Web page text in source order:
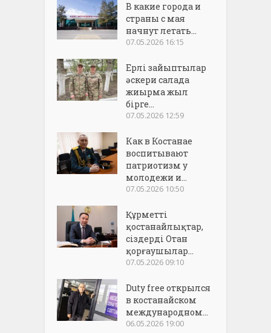
В какие города и
страны с мая
начнут летать...
07.05.2026 16:15
Ерлі зайыптылар
әскери салада
жиырма жыл
бірге...
07.05.2026 12:59
Как в Костанае
воспитывают
патриотизм у
молодежи и...
07.05.2026 10:50
Құрметті
қостанайлықтар,
сіздерді Отан
қорғаушылар...
07.05.2026 09:10
Duty free открылся
в костанайском
международном...
06.05.2026 19:00